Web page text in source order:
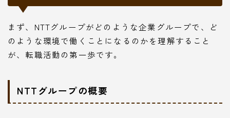
まず、NTTグループがどのような企業グループで、ど
のような環境で働くことになるのかを理解すること
が、転職活動の第一歩です。
NTTグループの概要